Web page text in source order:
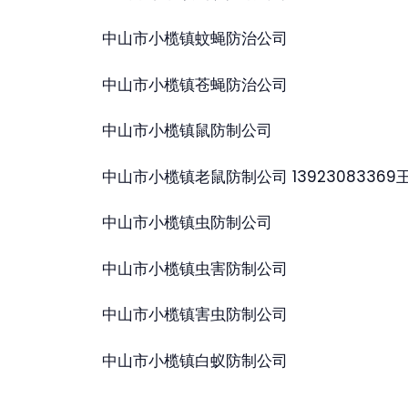
中山市小榄镇蚊蝇防治公司
中山市小榄镇苍蝇防治公司
中山市小榄镇鼠防制公司
中山市小榄镇老鼠防制公司 13923083369
中山市小榄镇虫防制公司
中山市小榄镇虫害防制公司
中山市小榄镇害虫防制公司
中山市小榄镇白蚁防制公司